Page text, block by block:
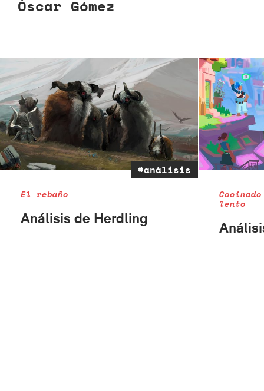
Óscar Gómez
#análisis
El rebaño
Análisis de Herdling
lento